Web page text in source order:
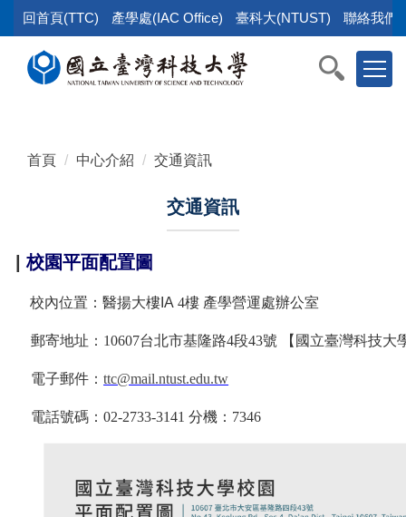
到
回首頁(TTC) 產學處(IAC Office) 臺科大(NTUST) 聯絡我們
首頁 中心介紹 交通資訊
交通資訊
|校園平面配置圖
校內位置：醫揚大樓IA4樓 產學營運處辦公室
郵寄地址： 10607台北市基隆路4段43號 【國立臺灣科技大
電子郵件：ttc@mail.ntust.edu.tw
電話號碼：02-2733-3141分機： 7346